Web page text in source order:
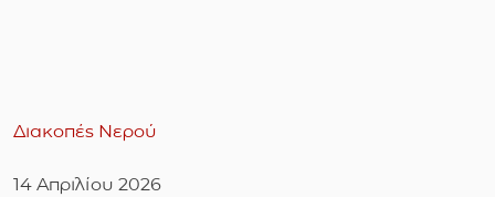
Διακοπές Νερού
14 Απριλίου 2026